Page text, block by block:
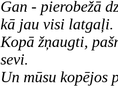
Gan - pierobežā
kā jau visi latgaļi.
Kopā žņaugti,
sevi.
Un mūsu kopējos